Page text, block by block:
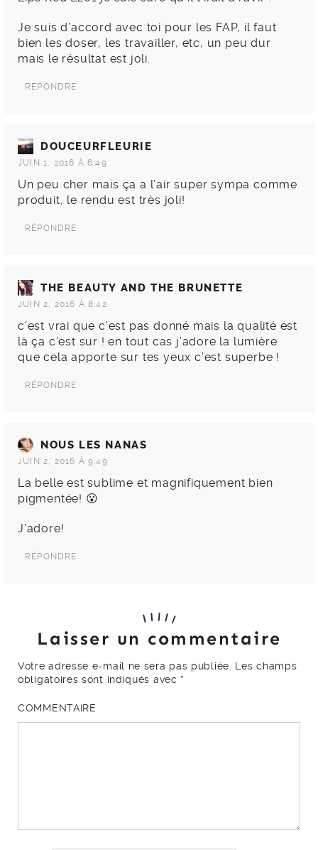
Je suis d’accord avec toi pour les FAP, il faut
bien les doser, les travailler, etc, un peu dur
mais le résultat est joli.
RÉPONDRE
DOUCEURFLEURIE
JUIN 1, 2016 À 6:49
Un peu cher mais ça a l’air super sympa comme
produit, le rendu est très joli!
RÉPONDRE
THE BEAUTY AND THE BRUNETTE
JUIN 2, 2016 À 8:42
c’est vrai que c’est pas donné mais la qualité est
là ça c’est sur ! en tout cas j’adore la lumière
que cela apporte sur tes yeux c’est superbe !
RÉPONDRE
NOUS LES NANAS
JUIN 2, 2016 À 9:49
La belle est sublime et magnifiquement bien
pigmentée! 😮
J’adore!
RÉPONDRE
Laisser un commentaire
Votre adresse e-mail ne sera pas publiée. Les champs
obligatoires sont indiqués avec *
COMMENTAIRE